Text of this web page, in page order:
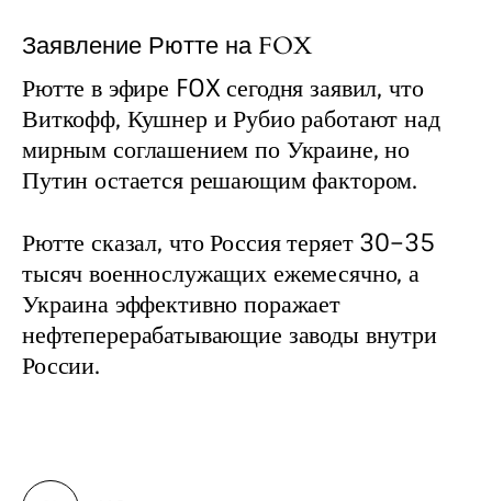
Заявление Рютте на FOX
Рютте в эфире FOX сегодня заявил, что
Виткофф, Кушнер и Рубио работают над
мирным соглашением по Украине, но
Путин остается решающим фактором.
Рютте сказал, что Россия теряет 30–35
тысяч военнослужащих ежемесячно, а
Украина эффективно поражает
нефтеперерабатывающие заводы внутри
России.